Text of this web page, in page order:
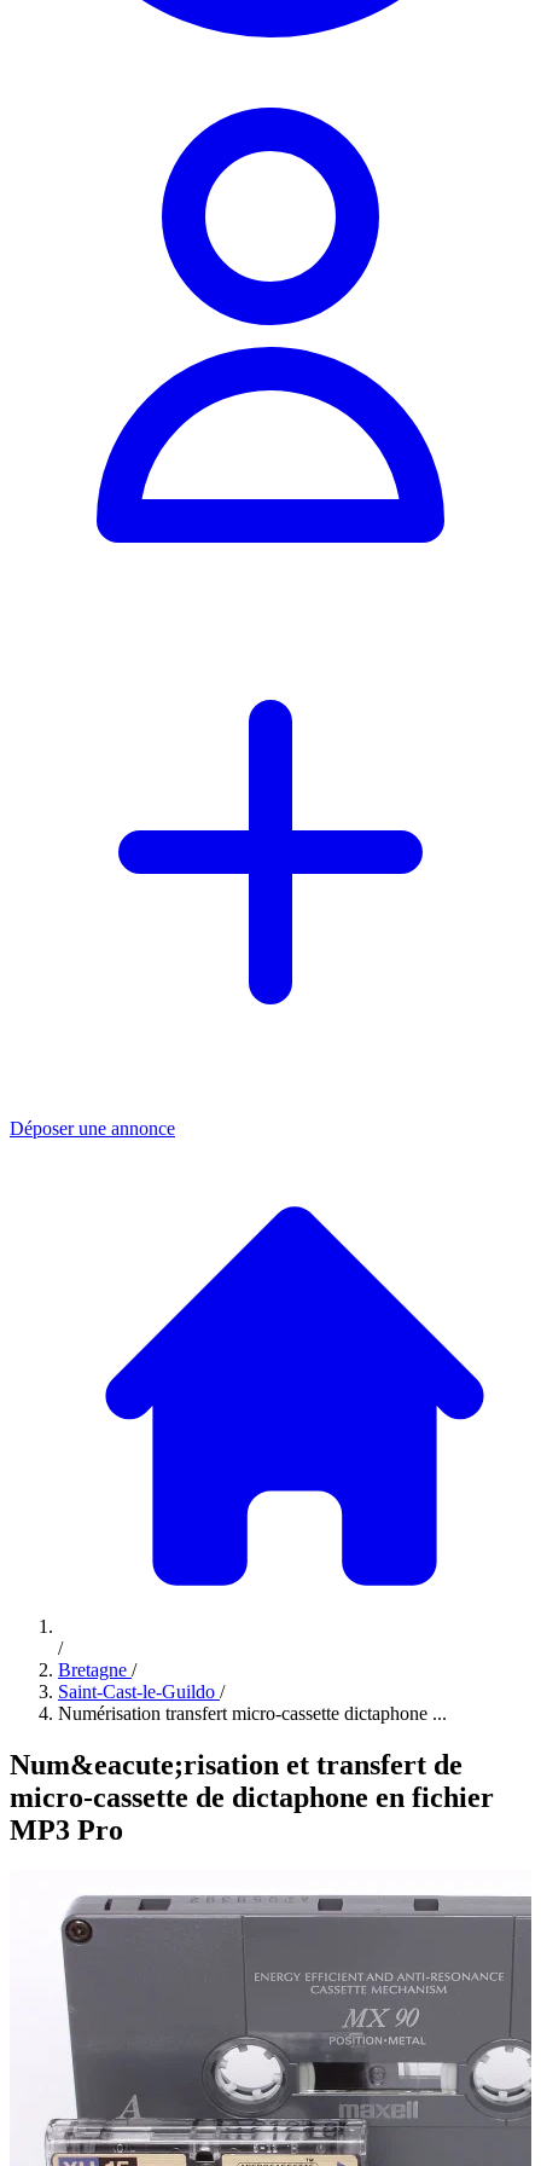
Déposer une annonce
/
Bretagne /
Saint-Cast-le-Guildo /
Numérisation transfert micro-cassette dictaphone ...
Num&eacute;risation et transfert de
micro-cassette de dictaphone en fichier
MP3 Pro